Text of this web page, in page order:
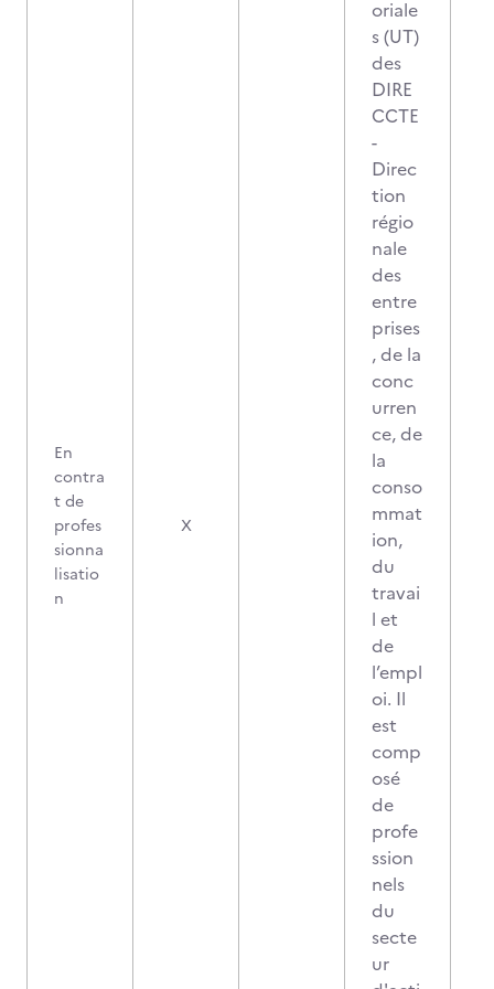
En
contra
t de
profes
sionna
lisatio
n
X
oriale
s (UT)
des
DIRE
CCTE
-
Direc
tion
régio
nale
des
entre
prises
, de la
conc
urren
ce, de
la
conso
mmat
ion,
du
travai
l et
de
l’empl
oi. Il
est
comp
osé
de
profe
ssion
nels
du
secte
ur